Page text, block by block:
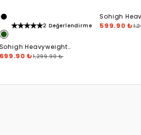
Stars T-Shirt
599.90 ₺1,299.90 ₺
Sohigh